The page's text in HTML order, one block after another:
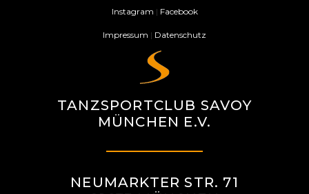
Instagram | Facebook
Impressum | Datenschutz
TANZSPORTCLUB SAVOY
MÜNCHEN E.V.
NEUMARKTER STR. 71